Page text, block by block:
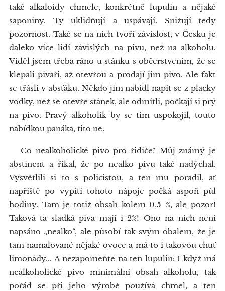
také alkaloidy chmele, konkrétně lupulin a nějaké
saponiny. Ty uklidňují a uspávají. Snižují tedy
pozornost. Také se na nich tvoří závislost, v Česku je
daleko více lidí závislých na pivu, než na alkoholu.
Viděl jsem třeba ráno u stánku s občerstvením, že se
klepali pivaři, až otevřou a prodají jim pivo. Ale fakt
se třásli v absťáku. Někdo jim nabídl napít se z placky
vodky, než se otevře stánek, ale odmítli, počkají si prý
na pivo. Pravý alkoholik by se tím uspokojil, touto
nabídkou panáka, tito ne.
Co nealkoholické pivo pro řidiče? Můj známý je
abstinent a říkal, že po nealko pivu také nadýchal.
Vysvětlili si to s policistou, a ten mu poradil, ať
napříště po vypití tohoto nápoje počká aspoň půl
hodiny. Tam je totiž obsah kolem 0,5 %, ale pozor!
Taková ta sladká piva mají i 2%! Ono na nich není
napsáno „nealko“, ale působí tak svým obalem, že je
tam namalované nějaké ovoce a má to i takovou chuť
limonády... A nezapomeňte na ten lupulin: I když má
nealkoholické pivo minimální obsah alkoholu, tak
pořád se při jeho výrobě používá chmel, a ten